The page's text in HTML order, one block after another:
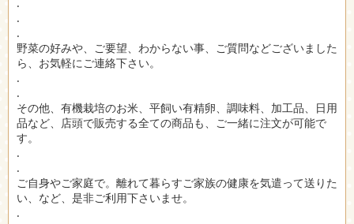
.
.
.
野菜の好みや、ご要望、わからない事、ご質問などございました
ら、お気軽にご連絡下さい。
.
.
その他、有機栽培のお米、平飼い有精卵、調味料、加工品、日用
品など、店頭で販売する全ての商品も、ご一緒に注文が可能で
す。
.
.
ご自身やご家庭で。離れて暮らすご家族の健康を気遣って送りた
い、など、是非ご利用下さいませ。
.